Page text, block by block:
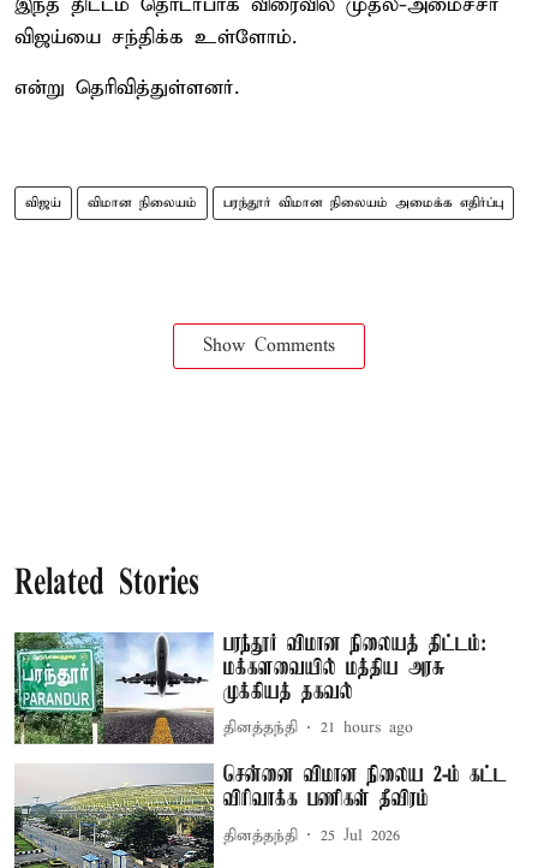
விஜய்யை சந்திக்க உள்ளோம்.
என்று தெரிவித்துள்ளனர்.
விஜய் விமான நிலையம் பரந்தூர் விமான நிலையம் அமைக்க எதிர்ப்பு
Show Comments
Related Stories
பரந்தூர் விமான நிலையத் திட்டம்:
மக்களவையில் மத்திய அரசு
முக்கியத் தகவல்
தினத்தந்தி 21 hours ago
சென்னை விமான நிலைய 2-ம் கட்ட
விரிவாக்க பணிகள் தீவிரம்
தினத்தந்தி 25 Jul 2026